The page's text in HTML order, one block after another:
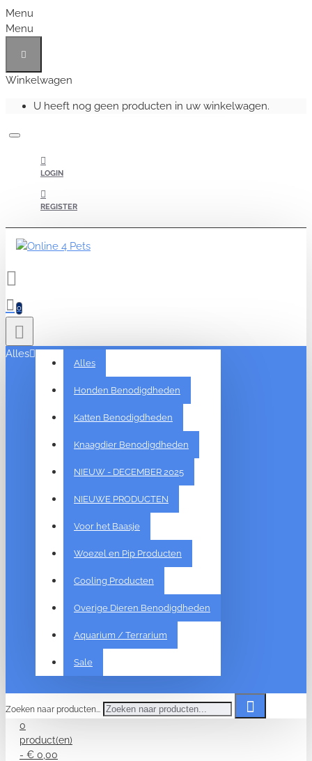
Menu
Menu
Winkelwagen
U heeft nog geen producten in uw winkelwagen.
LOGIN
REGISTER
0
Alles
Alles
Honden Benodigdheden
Katten Benodigdheden
Knaagdier Benodigdheden
NIEUW - DECEMBER 2025
NIEUWE PRODUCTEN
Voor het Baasje
Woezel en Pip Producten
Cooling Producten
Overige Dieren Benodigdheden
Aquarium / Terrarium
Sale
Zoeken naar producten...
0
product(en)
- € 0,00